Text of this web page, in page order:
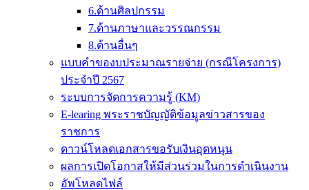
6.ด้านศิลปกรรม
7.ด้านภาษาและวรรณกรรม
8.ด้านอื่นๆ
แบบคำของบประมาณรายจ่าย (กรณีโครงการ)
ประจำปี 2567
ระบบการจัดการความรู้ (KM)
E-learing พระราชบัญญัติข้อมูลข่าวสารของ
ราชการ
ดาวน์โหลดเอกสารขอรับเงินอุดหนุน
ผลการเปิดโอกาสให้มีส่วนร่วมในการดำเนินงาน
อัพโหลดไฟล์